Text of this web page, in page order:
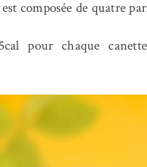
composée de quatre
pour chaque